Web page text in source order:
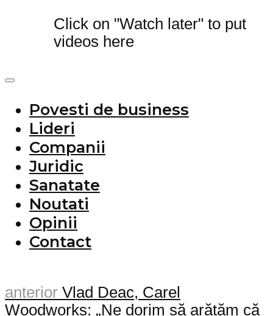
Click on "Watch later" to put
videos here
Povesti de business
Lideri
Companii
Juridic
Sanatate
Noutati
Opinii
Contact
anterior Vlad Deac, Carel
Woodworks: „Ne dorim să arătăm că